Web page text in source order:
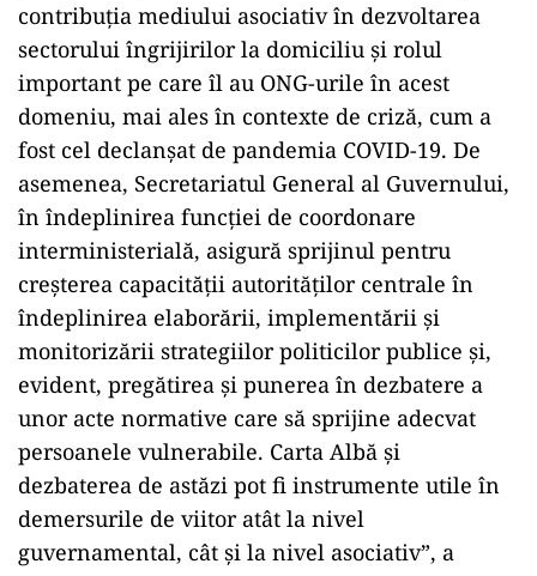
contribuţia mediului asociativ în dezvoltarea
sectorului îngrijirilor la domiciliu şi rolul
important pe care îl au ONG-urile în acest
domeniu, mai ales în contexte de criză, cum a
fost cel declanşat de pandemia COVID-19. De
asemenea, Secretariatul General al Guvernului,
în îndeplinirea funcţiei de coordonare
interministerială, asigură sprijinul pentru
creşterea capacităţii autorităţilor centrale în
îndeplinirea elaborării, implementării şi
monitorizării strategiilor politicilor publice şi,
evident, pregătirea şi punerea în dezbatere a
unor acte normative care să sprijine adecvat
persoanele vulnerabile. Carta Albă şi
dezbaterea de astăzi pot fi instrumente utile în
demersurile de viitor atât la nivel
guvernamental, cât şi la nivel asociativ”, a